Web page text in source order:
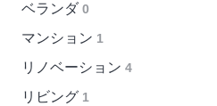
ベランダ 0
マンション 1
リノベーション 4
リビング 1